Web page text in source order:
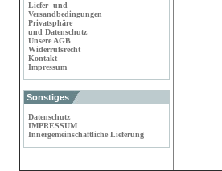
Liefer- und
Versandbedingungen
Privatsphäre
und Datenschutz
Unsere AGB
Widerrufsrecht
Kontakt
Impressum
Sonstiges
Datenschutz
IMPRESSUM
Innergemeinschaftliche Lieferung